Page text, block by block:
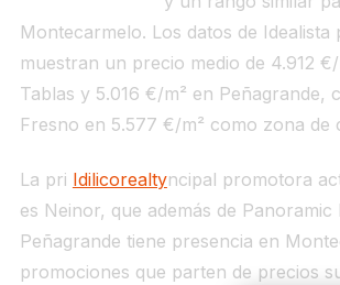
Montecarmelo. Los datos de Idealista
muestran un precio medio de 4.912
Tablas y 5.016 €/m² en Peñagrande,
Fresno en 5.577 €/m² como zona de
La pri Idilicorealtyncipal promotora
es Neinor, que además de Panoramic
Peñagrande tiene presencia en
promociones que parten de precios